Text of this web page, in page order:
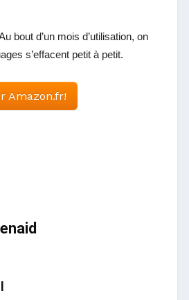
bout d’un mois d’utilisation, on
s’effacent petit à petit.
Amazon.fr!